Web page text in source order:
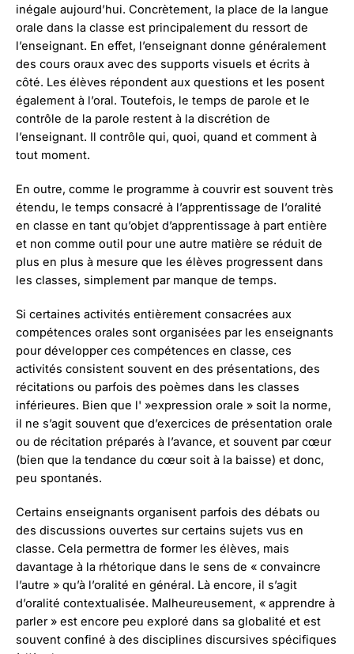
inégale aujourd’hui. Concrètement, la place de la langue
orale dans la classe est principalement du ressort de
l’enseignant. En effet, l’enseignant donne généralement
des cours oraux avec des supports visuels et écrits à
côté. Les élèves répondent aux questions et les posent
également à l’oral. Toutefois, le temps de parole et le
contrôle de la parole restent à la discrétion de
l’enseignant. Il contrôle qui, quoi, quand et comment à
tout moment.
En outre, comme le programme à couvrir est souvent très
étendu, le temps consacré à l’apprentissage de l’oralité
en classe en tant qu’objet d’apprentissage à part entière
et non comme outil pour une autre matière se réduit de
plus en plus à mesure que les élèves progressent dans
les classes, simplement par manque de temps.
Si certaines activités entièrement consacrées aux
compétences orales sont organisées par les enseignants
pour développer ces compétences en classe, ces
activités consistent souvent en des présentations, des
récitations ou parfois des poèmes dans les classes
inférieures. Bien que l' »expression orale » soit la norme,
il ne s’agit souvent que d’exercices de présentation orale
ou de récitation préparés à l’avance, et souvent par cœur
(bien que la tendance du cœur soit à la baisse) et donc,
peu spontanés.
Certains enseignants organisent parfois des débats ou
des discussions ouvertes sur certains sujets vus en
classe. Cela permettra de former les élèves, mais
davantage à la rhétorique dans le sens de « convaincre
l’autre » qu’à l’oralité en général. Là encore, il s’agit
d’oralité contextualisée. Malheureusement, « apprendre à
parler » est encore peu exploré dans sa globalité et est
souvent confiné à des disciplines discursives spécifiques